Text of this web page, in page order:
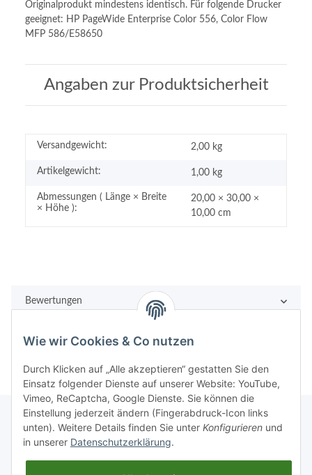
Originalprodukt mindestens identisch. Für folgende Drucker
geeignet: HP PageWide Enterprise Color 556, Color Flow
MFP 586/E58650
Angaben zur Produktsicherheit
Versandgewicht: 2,00 kg
Artikelgewicht: 1,00 kg
Abmessungen ( Länge × Breite
× Höhe ):
20,00 × 30,00 ×
10,00 cm
Bewertungen
Rechtliches
Wie wir Cookies & Co nutzen
Durch Klicken auf „Alle akzeptieren“ gestatten Sie den
Einsatz folgender Dienste auf unserer Website: YouTube,
Vimeo, ReCaptcha, Google Dienste. Sie können die
Einstellung jederzeit ändern (Fingerabdruck-Icon links
unten). Weitere Details finden Sie unter Konfigurieren und
in unserer Datenschutzerklärung.